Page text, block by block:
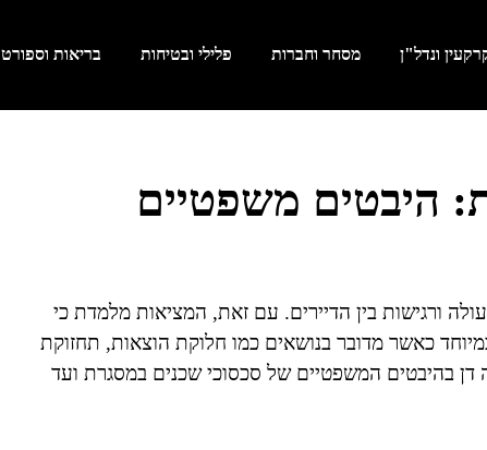
ונדל"ן מסחר וחברות פלילי ובטיחות בריאות וספורט
היבטים משפטיים
ורגישות בין הדיירים. עם זאת, המציאות מלמדת כי
כאשר מדובר בנושאים כמו חלוקת הוצאות, תחזוקת
בהיבטים המשפטיים של סכסוכי שכנים במסגרת ועד